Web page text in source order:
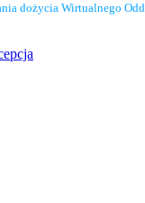
dożycia Wirtualnego